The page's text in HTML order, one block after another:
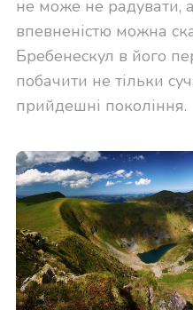
не може не радувати,
впевненістю можна
Бребенескул в його
побачити не тільки
прийдешні покоління.